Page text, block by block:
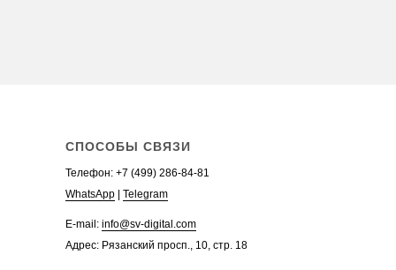
СПОСОБЫ СВЯЗИ
Телефон: +7 (499) 286-84-81
WhatsApp | Telegram
E-mail: info@sv-digital.com
Адрес: Рязанский просп., 10, стр. 18